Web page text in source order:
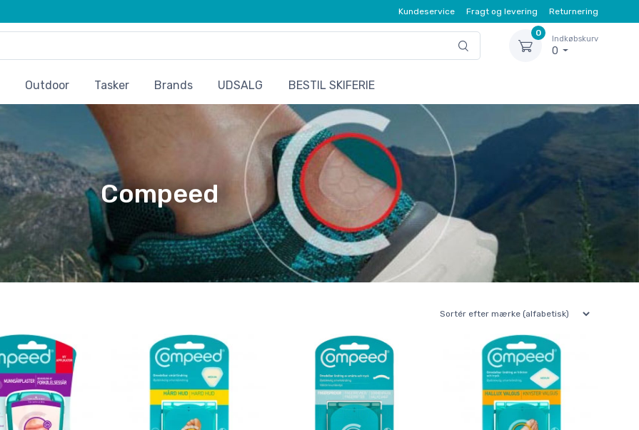
Kundeservice Fragt og levering Returnering
0
Indkøbskurv
0
Outdoor Tasker Brands UDSALG BESTIL SKIFERIE
Compeed